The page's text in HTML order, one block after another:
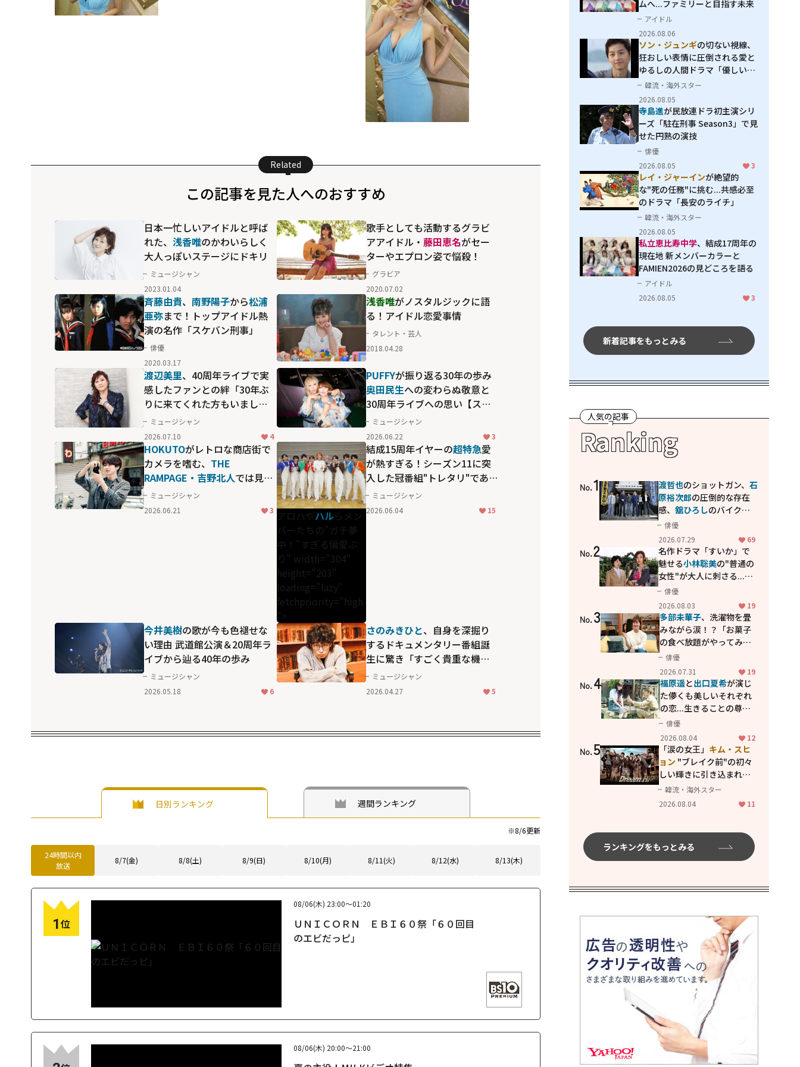
Related
この記事を見た人へのおすすめ
日本一忙しいアイドルと呼ば
れた、 浅香唯のかわいらしく
大人っぽいステージにドキリ
ミュージシャン
2023.01.04
歌手としても活動するグラビ
アアイドル・ 藤田恵名がセー
ターやエプロン姿で悩殺！
グラビア
2020.07.02
斉藤由貴、 南野陽子から松浦
亜弥まで！トップアイドル熱
演の名作「スケバン刑事」
俳優
2020.03.17
浅香唯がノスタルジックに語
る！アイドル恋愛事情
タレント・芸人
2018.04.28
渡辺美里、40周年ライブで実
感したファンとの絆「30年ぶ
りに来てくれた方もいまし
た」
ミュージシャン
2026.07.10
4
PUFFYが振り返る30年の歩み
奥田民生への変わらぬ敬意と
30周年ライブへの思い【スカ
パー！30周年】
ミュージシャン
2026.06.22
3
HOKUTOがレトロな商店街で
カメラを嗜む、 THE
RAMPAGE・吉野北人では見ら
れない"素の顔"
ミュージシャン
2026.06.21
3 アロハやハルらメン
バーたちの"ガチ夢
中！"すぎる偏愛ぶ
り" width="304"
height="203"
loading="lazy"
fetchpriority="high
">
結成15周年イヤーの超特急愛
が熱すぎる！シーズン11に突
入した冠番組"トレタリ"であら
わになった、
メンバーたちの"ガチ夢中！"す
ミュージシャン
2026.06.04
15
今井美樹の歌が今も色褪せな
い理由 武道館公演＆20周年ラ
イブから辿る40年の歩み
ミュージシャン
2026.05.18
6
さのみきひと、自身を深掘り
するドキュメンタリー番組誕
生に驚き「すごく貴重な機
会」
ミュージシャン
2026.04.27
5
日別ランキング 週間ランキング
※8/6更新
24時間以内
放送
8/7(金) 8/8(土) 8/9(日) 8/10(月) 8/11(火) 8/12(水) 8/13(木)
1位
08/06(木) 23:00～01:20
ＵＮＩＣＯＲＮ ＥＢＩ６０祭「６０回目
のエビだっピ」
08/06(木) 20:00～21:00
ムへ...ファミリーと目指す未来
アイドル
2026.08.06
ソン・ジュンギの切ない視線、
狂おしい表情に圧倒される――愛と
ゆるしの人間ドラマ「優しい
男」
韓流・海外スター
2026.08.05
寺島進が民放連ドラ初主演シリ
ーズ「駐在刑事 Season3」で見
せた円熟の演技
俳優
2026.08.05
3
レイ・ジャーインが絶望的
な"死の任務"に挑む...共感必至
のドラマ「長安のライチ」
韓流・海外スター
2026.08.05
私立恵比寿中学、結成17周年の
現在地 新メンバーカラーと
FAMIEN2026の見どころを語る
アイドル
2026.08.05
3
新着記事をもっとみる
人気の記事
Ranking
No.1 渡哲也のショットガン、石
原裕次郎の圧倒的な存在
感、舘ひろしのバイクア
クション！"大門軍団"の
カッコよさが詰まった
「西部警察 PART-II」
俳優
2026.07.29
69
No.2
名作ドラマ「すいか」で
魅せる小林聡美の"普通の
女性"が大人に刺さる...映
画「かもめ食堂」にも通
じる静かな芝居
俳優
2026.08.03
19
No.3 多部未華子、洗濯物を畳
みながら涙！？「お菓子
の食べ放題がやってみた
い」ハンディファン4台の
暑さ対策も明かす
俳優
2026.07.31
19
No.4 福原遥と出口夏希が演じ
た儚くも美しいそれぞれ
の恋...生きることの尊さ
を教えてくれた映画「あ
の花が咲く丘で、君とま
た出会えたら。」
俳優
2026.08.04
12
No.5 「涙の女王」 キム・スヒ
ョン "ブレイク前"の初々
しい輝きに引き込まれ
る...2PM テギョン
共演の青春名作「ドリー
韓流・海外スター
2026.08.04
11
ランキングをもっとみる